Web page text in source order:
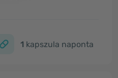
1 kapszula naponta